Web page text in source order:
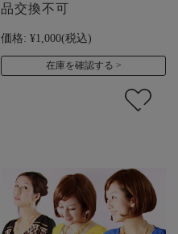
品交換不可
価格: ¥1,000(税込)
在庫を確認する